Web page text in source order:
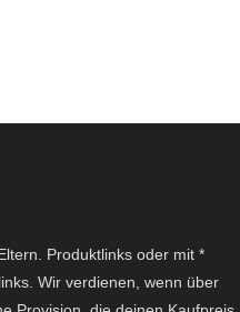
Produktlinks oder mit *
Wir verdienen, wenn über